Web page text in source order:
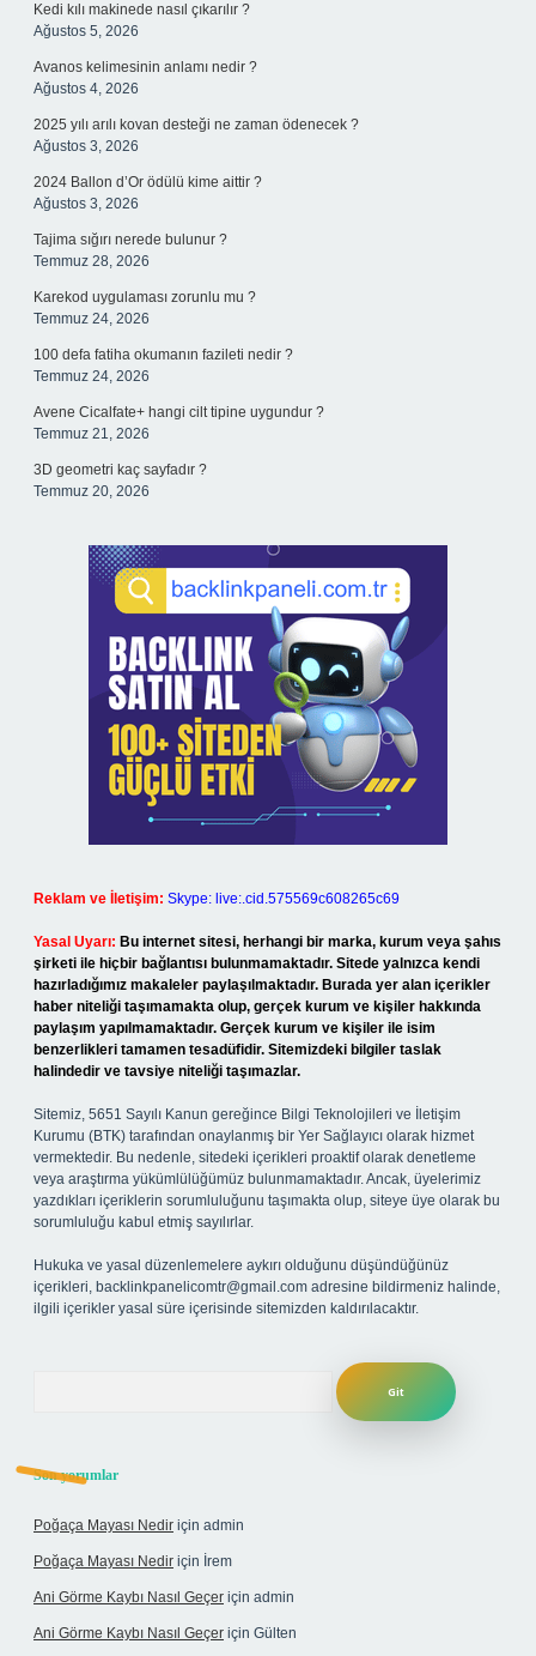
Kedi kılı makinede nasıl çıkarılır ?
Ağustos 5, 2026
Avanos kelimesinin anlamı nedir ?
Ağustos 4, 2026
2025 yılı arılı kovan desteği ne zaman ödenecek ?
Ağustos 3, 2026
2024 Ballon d’Or ödülü kime aittir ?
Ağustos 3, 2026
Tajima sığırı nerede bulunur ?
Temmuz 28, 2026
Karekod uygulaması zorunlu mu ?
Temmuz 24, 2026
100 defa fatiha okumanın fazileti nedir ?
Temmuz 24, 2026
Avene Cicalfate+ hangi cilt tipine uygundur ?
Temmuz 21, 2026
3D geometri kaç sayfadır ?
Temmuz 20, 2026
Reklam ve İletişim: Skype: live:.cid.575569c608265c69
Yasal Uyarı: Bu internet sitesi, herhangi bir marka, kurum veya şahıs
şirketi ile hiçbir bağlantısı bulunmamaktadır. Sitede yalnızca kendi
hazırladığımız makaleler paylaşılmaktadır. Burada yer alan içerikler
haber niteliği taşımamakta olup, gerçek kurum ve kişiler hakkında
paylaşım yapılmamaktadır. Gerçek kurum ve kişiler ile isim
benzerlikleri tamamen tesadüfidir. Sitemizdeki bilgiler taslak
halindedir ve tavsiye niteliği taşımazlar.
Sitemiz, 5651 Sayılı Kanun gereğince Bilgi Teknolojileri ve İletişim
Kurumu (BTK) tarafından onaylanmış bir Yer Sağlayıcı olarak hizmet
vermektedir. Bu nedenle, sitedeki içerikleri proaktif olarak denetleme
veya araştırma yükümlülüğümüz bulunmamaktadır. Ancak, üyelerimiz
yazdıkları içeriklerin sorumluluğunu taşımakta olup, siteye üye olarak bu
sorumluluğu kabul etmiş sayılırlar.
Hukuka ve yasal düzenlemelere aykırı olduğunu düşündüğünüz
içerikleri, backlinkpanelicomtr@gmail.com adresine bildirmeniz halinde,
ilgili içerikler yasal süre içerisinde sitemizden kaldırılacaktır.
Son yorumlar
Poğaça Mayası Nedir için admin
Poğaça Mayası Nedir için İrem
Ani Görme Kaybı Nasıl Geçer için admin
Ani Görme Kaybı Nasıl Geçer için Gülten